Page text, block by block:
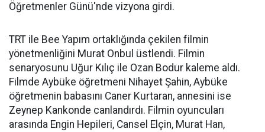
Öğretmenler Günü'nde vizyona girdi.
TRT ile Bee Yapım ortaklığında çekilen filmin
yönetmenliğini Murat Onbul üstlendi. Filmin
senaryosunu Uğur Kılıç ile Ozan Bodur kaleme aldı.
Filmde Aybüke öğretmeni Nihayet Şahin, Aybüke
öğretmenin babasını Caner Kurtaran, annesini ise
Zeynep Kankonde canlandırdı. Filmin oyuncuları
arasında Engin Hepileri, Cansel Elçin, Murat Han,